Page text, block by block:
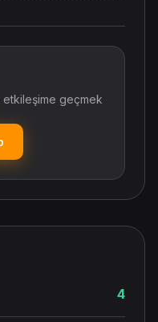
geçmek
4